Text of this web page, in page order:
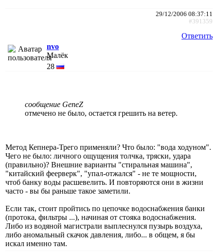
29/12/2006 08:37:11
#391359
Ответить
nvo
Малёк
28
сообщение GeneZ
отмечено не было, остается грешить на ветер.
Метод Кепнера-Трего применяли? Что было: "вода ходуном".
Чего не было: личного ощущения толчка, тряски, удара
(правильно)? Внешние варианты "стиральная машина",
"китайский феерверк", "упал-отжался" - не те мощности,
чтоб банку воды расшевелить. И повторяются они в жизни
часто - вы бы раньше такое заметили.
Если так, стоит пройтись по цепочке водоснабжения банки
(протока, фильтры ...), начиная от стояка водоснабжения.
Либо из водяной магистрали выплеснулся пузырь воздуха,
либо аномальный скачок давления, либо... в общем, я бы
искал именно там.